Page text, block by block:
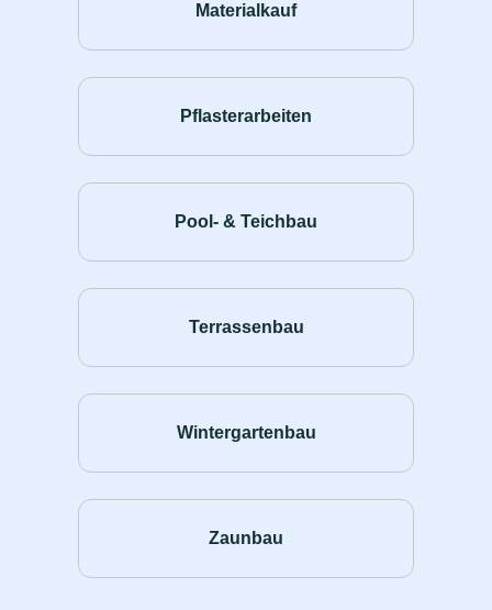
Materialkauf
Pflasterarbeiten
Pool- & Teichbau
Terrassenbau
Wintergartenbau
Zaunbau